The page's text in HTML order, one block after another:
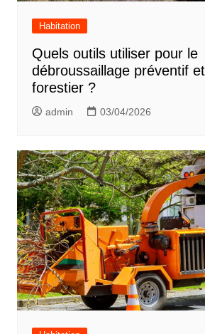
Habitation
Quels outils utiliser pour le
débroussaillage préventif
forestier ?
admin 03/04/2026